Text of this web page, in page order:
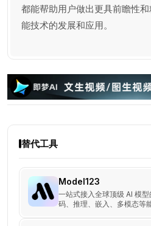
都能帮助用户做出更具前瞻性
能技术的发展和应用。
替代工具
Model123
一站式接入全球顶级 AI 模
码、推理、嵌入、多模态等